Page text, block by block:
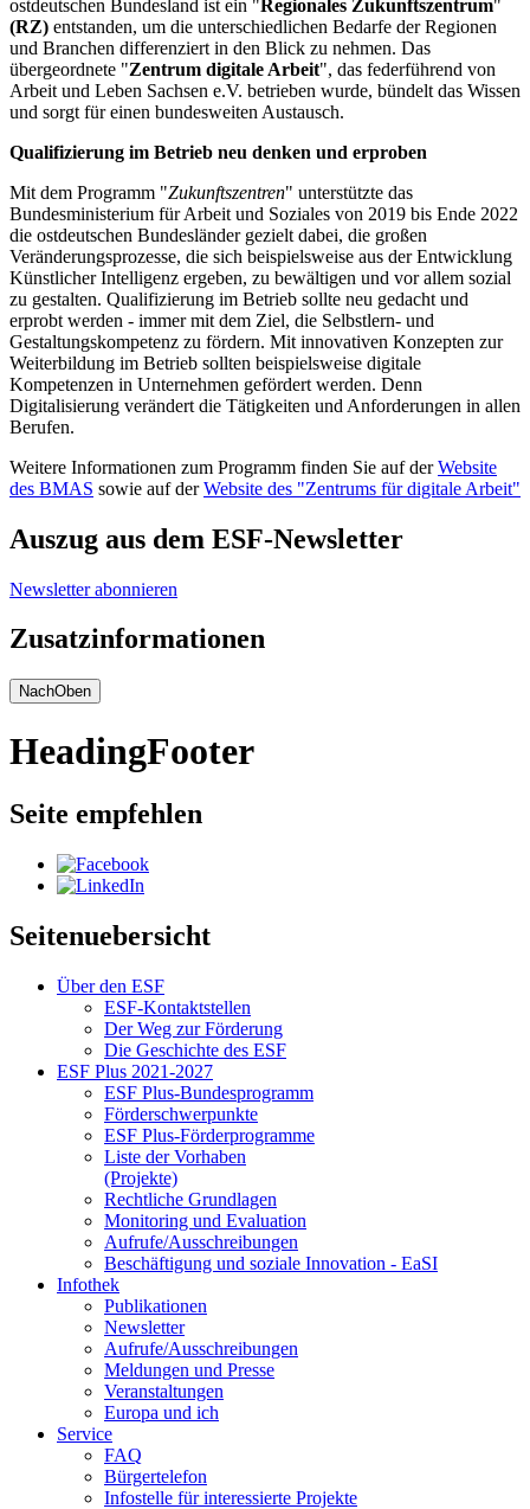
ostdeutschen Bundesland ist ein " Regionales Zukunftszentrum"
(RZ) entstanden, um die unterschiedlichen Bedarfe der Regionen
und Branchen differenziert in den Blick zu nehmen. Das
übergeordnete "Zentrum digitale Arbeit", das federführend von
Arbeit und Leben Sachsen e.V. betrieben wurde, bündelt das Wissen
und sorgt für einen bundesweiten Austausch.
Qualifizierung im Betrieb neu denken und erproben
Mit dem Programm "Zukunftszentren" unterstützte das
Bundesministerium für Arbeit und Soziales von 2019 bis Ende 2022
die ostdeutschen Bundesländer gezielt dabei, die großen
Veränderungsprozesse, die sich beispielsweise aus der Entwicklung
Künstlicher Intelligenz ergeben, zu bewältigen und vor allem sozial
zu gestalten. Qualifizierung im Betrieb sollte neu gedacht und
erprobt werden - immer mit dem Ziel, die Selbstlern- und
Gestaltungskompetenz zu fördern. Mit innovativen Konzepten zur
Weiterbildung im Betrieb sollten beispielsweise digitale
Kompetenzen in Unternehmen gefördert werden. Denn
Digitalisierung verändert die Tätigkeiten und Anforderungen in allen
Berufen.
Weitere Informationen zum Programm finden Sie auf derWebsite
des BMAS sowie auf derWebsite des "Zentrums für digitale Arbeit"
Auszug aus dem ESF-Newsletter
Newsletter abonnieren
Zusatzinformationen
NachOben
HeadingFooter
Seite empfehlen
Seitenuebersicht
Über den ESF
ESF-Kon­takt­stel­len
Der Weg zur För­de­rung
Die Ge­schich­te des ESF
ESF Plus 2021-2027
ESF Plus-Bun­des­pro­gramm
För­der­schwer­punk­te
ESF Plus-För­der­pro­gram­me
Lis­te der Vor­ha­ben
(Pro­jek­te)
Recht­li­che Grund­la­gen
Mo­ni­to­ring und Eva­lua­ti­on
Auf­ru­fe/Aus­schrei­bun­gen
Be­schäf­ti­gung und so­zia­le In­no­va­ti­on - Ea­SI
In­fo­thek
Pu­bli­ka­tio­nen
Newslet­ter
Auf­ru­fe/Aus­schrei­bun­gen
Mel­dun­gen und Pres­se
Ver­an­stal­tun­gen
Eu­ro­pa und ich
Ser­vice
FAQ
Bür­ger­te­le­fon
In­fo­stel­le für in­ter­es­sier­te Pro­jek­te